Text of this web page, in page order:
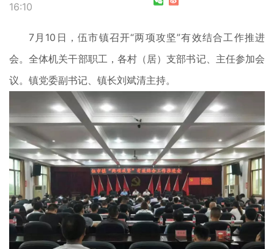
16:10
7月10日，伍市镇召开“两项攻坚”有效结合工作推进
会。全体机关干部职工，各村（居）支部书记、主任参加会
议。镇党委副书记、镇长刘斌清主持。